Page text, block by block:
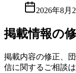
2026年8月
掲載情報の
掲載内容の修正、
信に関するご相談